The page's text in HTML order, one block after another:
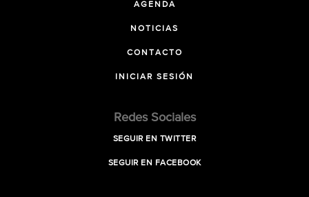
AGENDA
NOTICIAS
CONTACTO
INICIAR SESIÓN
Redes Sociales
SEGUIR EN TWITTER
SEGUIR EN FACEBOOK